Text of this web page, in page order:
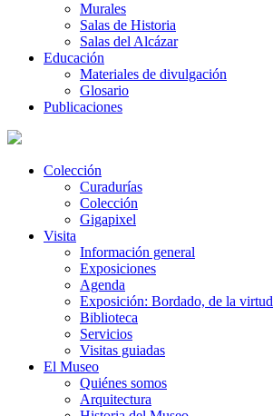
Murales
Salas de Historia
Salas del Alcázar
Educación
Materiales de divulgación
Glosario
Publicaciones
Colección
Curadurías
Colección
Gigapixel
Visita
Información general
Exposiciones
Agenda
Exposición: Bordado, de la virtud
Biblioteca
Servicios
Visitas guiadas
El Museo
Quiénes somos
Arquitectura